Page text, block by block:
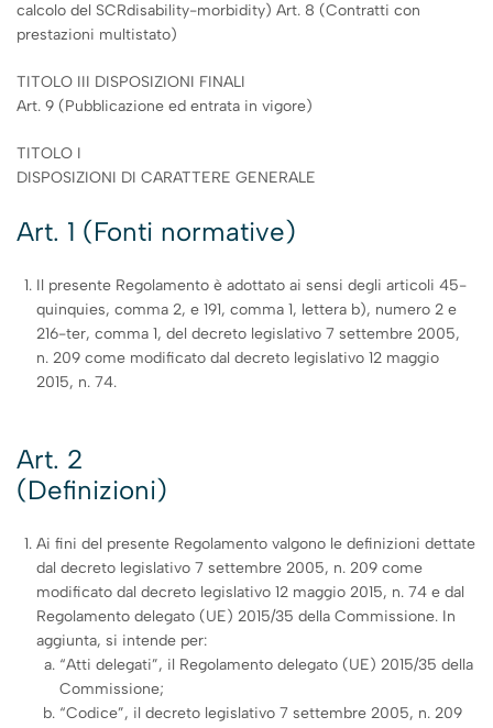
calcolo del SCRdisability-morbidity) Art. 8 (Contratti con
prestazioni multistato)
TITOLO III DISPOSIZIONI FINALI
Art. 9 (Pubblicazione ed entrata in vigore)
TITOLO I
DISPOSIZIONI DI CARATTERE GENERALE
Art. 1 (Fonti normative)
Il presente Regolamento è adottato ai sensi degli articoli 45-
quinquies, comma 2, e 191, comma 1, lettera b), numero 2 e
216-ter, comma 1, del decreto legislativo 7 settembre 2005,
n. 209 come modificato dal decreto legislativo 12 maggio
2015, n. 74.
Art. 2
(Definizioni)
Ai fini del presente Regolamento valgono le definizioni dettate
dal decreto legislativo 7 settembre 2005, n. 209 come
modificato dal decreto legislativo 12 maggio 2015, n. 74 e dal
Regolamento delegato (UE) 2015/35 della Commissione. In
aggiunta, si intende per:
“Atti delegati”, il Regolamento delegato (UE) 2015/35 della
Commissione;
“Codice”, il decreto legislativo 7 settembre 2005, n. 209